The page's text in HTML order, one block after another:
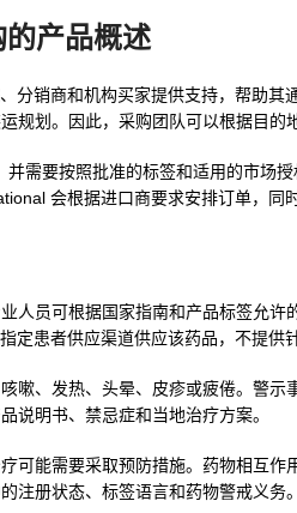
产品概述
分销商和机构买家提供支持，帮助其
规划。因此，采购团队可以根据目的
需要按照批准的标签和适用的市场
会根据进口商要求安排订单，同
人员可根据国家指南和产品标签允
定患者供应渠道供应该药品，不提供
嗽、发热、头晕、皮疹或疲倦。警
说明书、禁忌症和当地治疗方案。
可能需要采取预防措施。药物相互
注册状态、标签语言和药物警戒义务。